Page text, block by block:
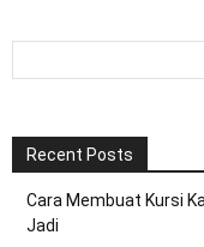
Recent Posts
Cara Membuat Kursi
Jadi